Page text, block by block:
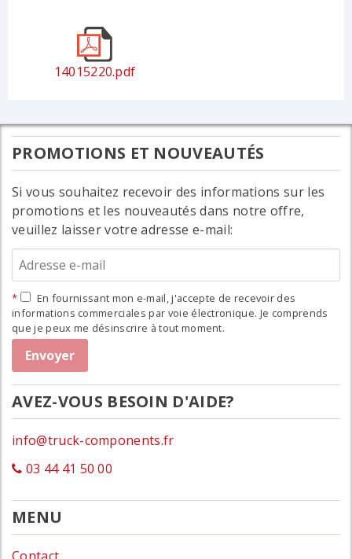
14015220.pdf
PROMOTIONS ET NOUVEAUTÉS
Si vous souhaitez recevoir des informations sur les
promotions et les nouveautés dans notre offre,
veuillez laisser votre adresse e-mail:
En fournissant mon e-mail, j'accepte de recevoir des
informations commerciales par voie électronique. Je comprends
que je peux me désinscrire à tout moment.
AVEZ-VOUS BESOIN D'AIDE?
info@truck-components.fr
03 44 41 50 00
MENU